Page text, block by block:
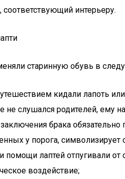
интерьеру.
старинную обувь в
кидали лапоть
не слушался родителей, ему
брака
у порога, символизирует
лаптей отпугивали от
воздействие;